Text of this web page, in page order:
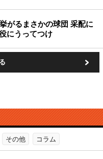
がるまさかの球団 采配に
にうってつけ
その他 コラム